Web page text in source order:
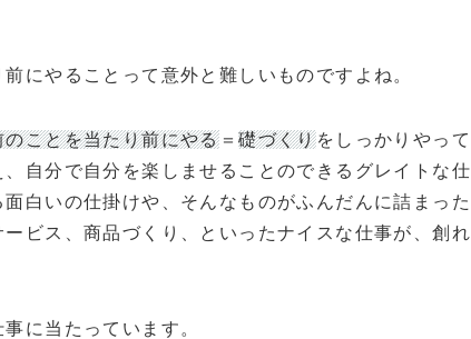
にやることって意外と難しいものですよね。
のことを当たり前にやる＝礎づくりをしっかりやって
自分で自分を楽しませることのできるグレイトな仕
白いの仕掛けや、そんなものがふんだんに詰まった
ビス、商品づくり、といったナイスな仕事が、創れ
に当たっています。